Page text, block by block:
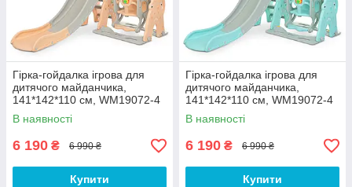
Гірка-гойдалка ігрова для
дитячого майданчика,
141*142*110 см, WM19072-4
В наявності
6 190 ₴ 6 990 ₴
Купити
Гірка-гойдалка ігрова для
дитячого майданчика,
141*142*110 см, WM19072-4
В наявності
6 190 ₴ 6 990 ₴
Купити